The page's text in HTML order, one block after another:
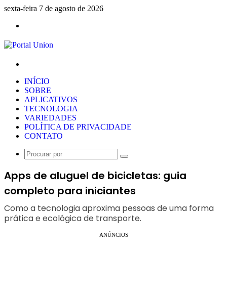
sexta-feira 7 de agosto de 2026
INÍCIO
SOBRE
APLICATIVOS
TECNOLOGIA
VARIEDADES
POLÍTICA DE PRIVACIDADE
CONTATO
Procurar
Apps de aluguel de bicicletas: guia
completo para iniciantes
Como a tecnologia aproxima pessoas de uma forma
prática e ecológica de transporte.
ANÚNCIOS